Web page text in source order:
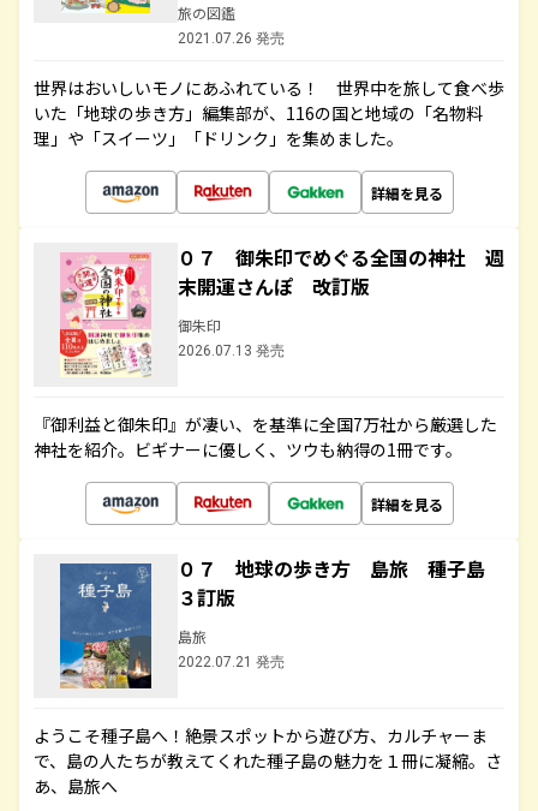
旅の図鑑
2021.07.26 発売
世界はおいしいモノにあふれている！ 世界中を旅して食べ歩
いた「地球の歩き方」編集部が、116の国と地域の「名物料
理」や「スイーツ」「ドリンク」を集めました。
詳細を見る
０７ 御朱印でめぐる全国の神社 週
末開運さんぽ 改訂版
御朱印
2026.07.13 発売
『御利益と御朱印』が凄い、を基準に全国7万社から厳選した
神社を紹介。ビギナーに優しく、ツウも納得の1冊です。
詳細を見る
０７ 地球の歩き方 島旅 種子島
３訂版
島旅
2022.07.21 発売
ようこそ種子島へ！絶景スポットから遊び方、カルチャーま
で、島の人たちが教えてくれた種子島の魅力を１冊に凝縮。さ
あ、島旅へ